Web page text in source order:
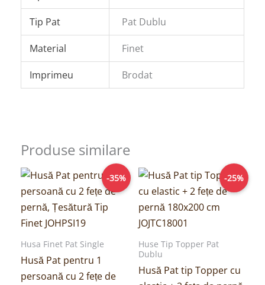
Tip Pat Pat Dublu
Material Finet
Imprimeu Brodat
Produse similare
-35%
Husa Finet Pat Single
Husă Pat pentru 1
persoană cu 2 fețe de
Prețul
inițial
a
fost:
99,00lei.
Prețul
curent
este:
64,00lei.
-25%
Huse Tip Topper Pat
Dublu
Husă Pat tip Topper cu
Prețul
inițial
a
fost:
199,00lei.
Prețul
curent
este:
149,00lei.